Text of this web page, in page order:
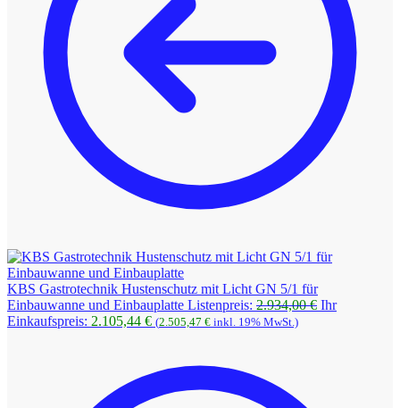
KBS Gastrotechnik Hustenschutz mit Licht GN 5/1 für
Einbauwanne und Einbauplatte Listenpreis: 2.934,00€ Ihr
Einkaufspreis: 2.105,44 €Aktueller
2.105,44 €.
(2.505,47 € inkl. 19% MwSt.)